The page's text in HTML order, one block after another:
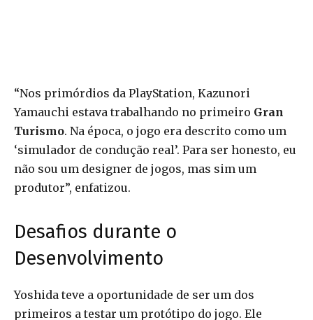
“Nos primórdios da PlayStation, Kazunori
Yamauchi estava trabalhando no primeiro Gran
Turismo. Na época, o jogo era descrito como um
‘simulador de condução real’. Para ser honesto, eu
não sou um designer de jogos, mas sim um
produtor”, enfatizou.
Desafios durante o
Desenvolvimento
Yoshida teve a oportunidade de ser um dos
primeiros a testar um protótipo do jogo. Ele